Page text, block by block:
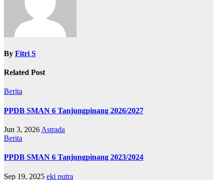
By Fitri S
Related Post
Berita
PPDB SMAN 6 Tanjungpinang 2026/2027
Jun 3, 2026 Astrada
Berita
PPDB SMAN 6 Tanjungpinang 2023/2024
Sep 19, 2025 eki putra